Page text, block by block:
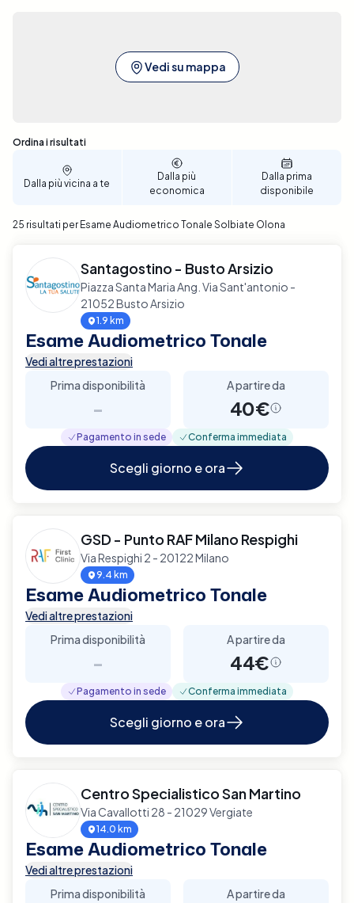
Vedi su mappa
Sono stati trovati 25 risultati
Ordina i risultati
Dalla più vicina a te
Dalla più
economica
Dalla prima
disponibile
25 risultati per Esame Audiometrico Tonale Solbiate Olona
Santagostino - Busto Arsizio
Piazza Santa Maria Ang. Via Sant'antonio -
21052 Busto Arsizio
1.9 km
Esame Audiometrico Tonale
Vedi altre prestazioni
Prima disponibilità
-
A partire da
40€
Pagamento in sede Conferma immediata
Scegli giorno e ora
GSD - Punto RAF Milano Respighi
Via Respighi 2 - 20122 Milano
9.4 km
Esame Audiometrico Tonale
Vedi altre prestazioni
Prima disponibilità
-
A partire da
44€
Pagamento in sede Conferma immediata
Scegli giorno e ora
Centro Specialistico San Martino
Via Cavallotti 28 - 21029 Vergiate
14.0 km
Esame Audiometrico Tonale
Vedi altre prestazioni
Prima disponibilità
A partire da